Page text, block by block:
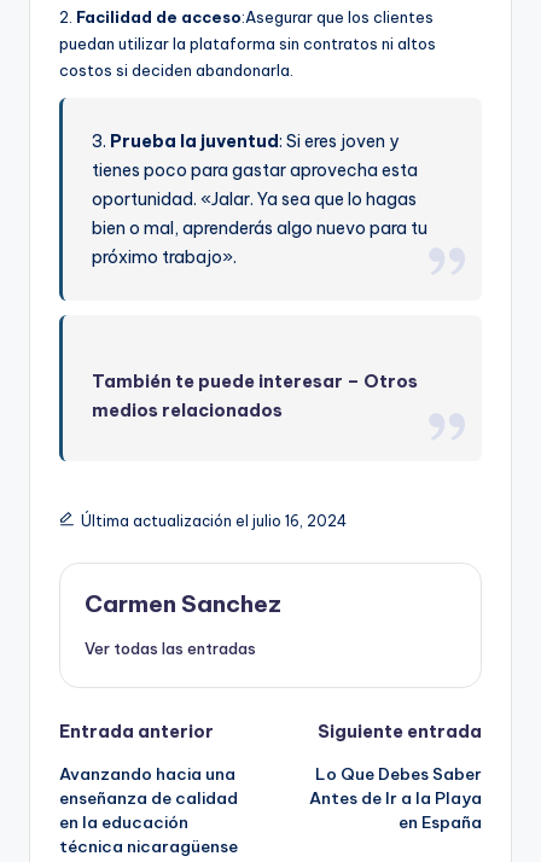
2. Facilidad de acceso:Asegurar que los clientes
puedan utilizar la plataforma sin contratos ni altos
costos si deciden abandonarla.
3. Prueba la juventud: Si eres joven y
tienes poco para gastar aprovecha esta
oportunidad. «Jalar. Ya sea que lo hagas
bien o mal, aprenderás algo nuevo para tu
próximo trabajo».
También te puede interesar – Otros
medios relacionados
Última actualización el julio 16, 2024
Carmen Sanchez
Ver todas las entradas
Navegación
de
entradas
Entrada anterior
Avanzando hacia una
enseñanza de calidad
en la educación
técnica nicaragüense
Siguiente entrada
Lo Que Debes Saber
Antes de Ir a la Playa
en España